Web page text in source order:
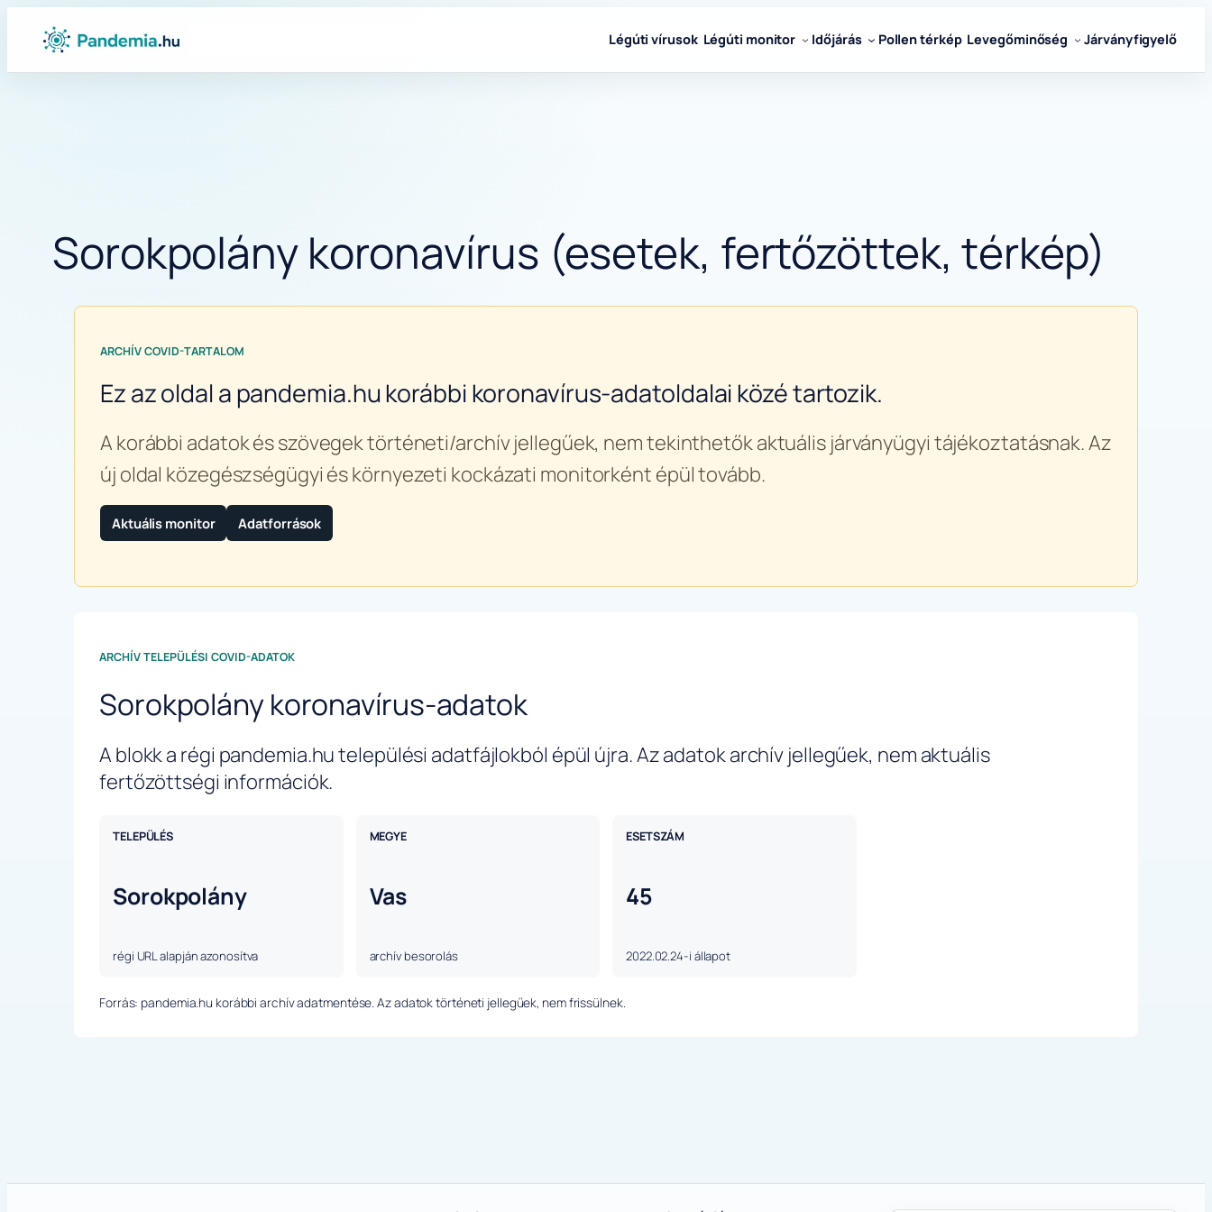
Ugrás
tartalomhoz
Légúti vírusok Légúti monitor Időjárás Pollen térkép Levegőminőség Járványfigyelő
Sorokpolány koronavírus (esetek, fertőzöttek, térkép)
ARCHÍV COVID-TARTALOM
Ez az oldal a pandemia.hu korábbi koronavírus-adatoldalai közé tartozik.
A korábbi adatok és szövegek történeti/archív jellegűek, nem tekinthetők aktuális járványügyi tájékoztatásnak. Az
új oldal közegészségügyi és környezeti kockázati monitorként épül tovább.
Aktuális monitor Adatforrások
ARCHÍV TELEPÜLÉSI COVID-ADATOK
Sorokpolány koronavírus-adatok
A blokk a régi pandemia.hu települési adatfájlokból épül újra. Az adatok archív jellegűek, nem aktuális
fertőzöttségi információk.
TELEPÜLÉS
Sorokpolány
régi URL alapján azonosítva
MEGYE
Vas
archív besorolás
ESETSZÁM
45
2022.02.24-i állapot
Forrás: pandemia.hu korábbi archív adatmentése. Az adatok történeti jellegűek, nem frissülnek.